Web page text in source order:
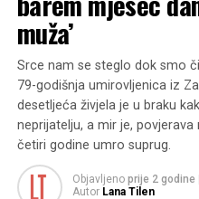
muža’
Srce nam se steglo dok smo
79-godišnja umirovljenica iz
desetljeća živjela je u braku
neprijatelju, a mir je,
četiri godine umro suprug.
Objavljeno prije 2 godine
Autor Lana Tilen